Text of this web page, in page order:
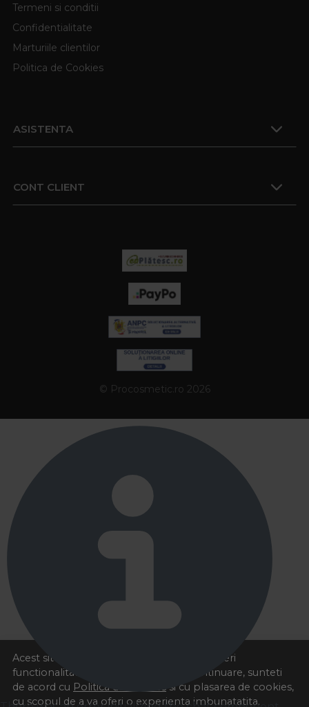
Acest site foloseste cookies pentru a va oferi
functionalitatea dorita. Navigand in continuare, sunteti
de acord cu Politica de cookies si cu plasarea de cookies,
cu scopul de a va oferi o experienta imbunatatita.
Termeni si conditii
Confidentialitate
Marturiile clientilor
Politica de Cookies
ASISTENTA
CONT CLIENT
© Procosmetic.ro 2026